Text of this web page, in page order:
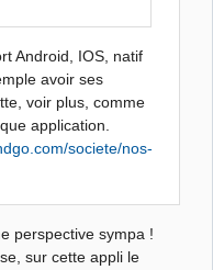
Android, IOS, natif
avoir ses
voir plus, comme
application.
societe/nos-
perspective sympa !
sur cette appli le